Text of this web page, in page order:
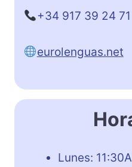
+34 917 39 24 71
eurolenguas.net
Lunes: